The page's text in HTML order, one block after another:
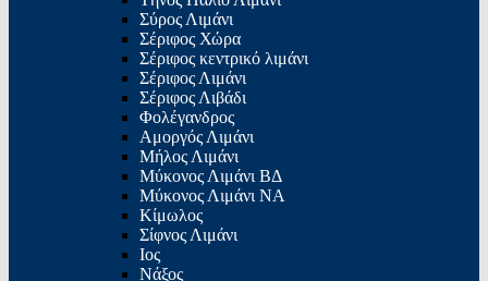
Σύρος Λιμάνι
Σέριφος Χώρα
Σέριφος κεντρικό λιμάνι
Σέριφος Λιμάνι
Σέριφος Λιβάδι
Φολέγανδρος
Αμοργός Λιμάνι
Μήλος Λιμάνι
Μύκονος Λιμάνι ΒΔ
Μύκονος Λιμάνι ΝΑ
Κίμωλος
Σίφνος Λιμάνι
Ιος
Νάξος